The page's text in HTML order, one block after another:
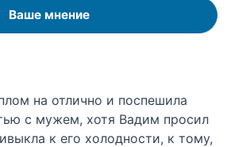
Ваше мнение
на отлично и поспешила
с мужем, хотя Вадим просил
к его холодности, к тому,